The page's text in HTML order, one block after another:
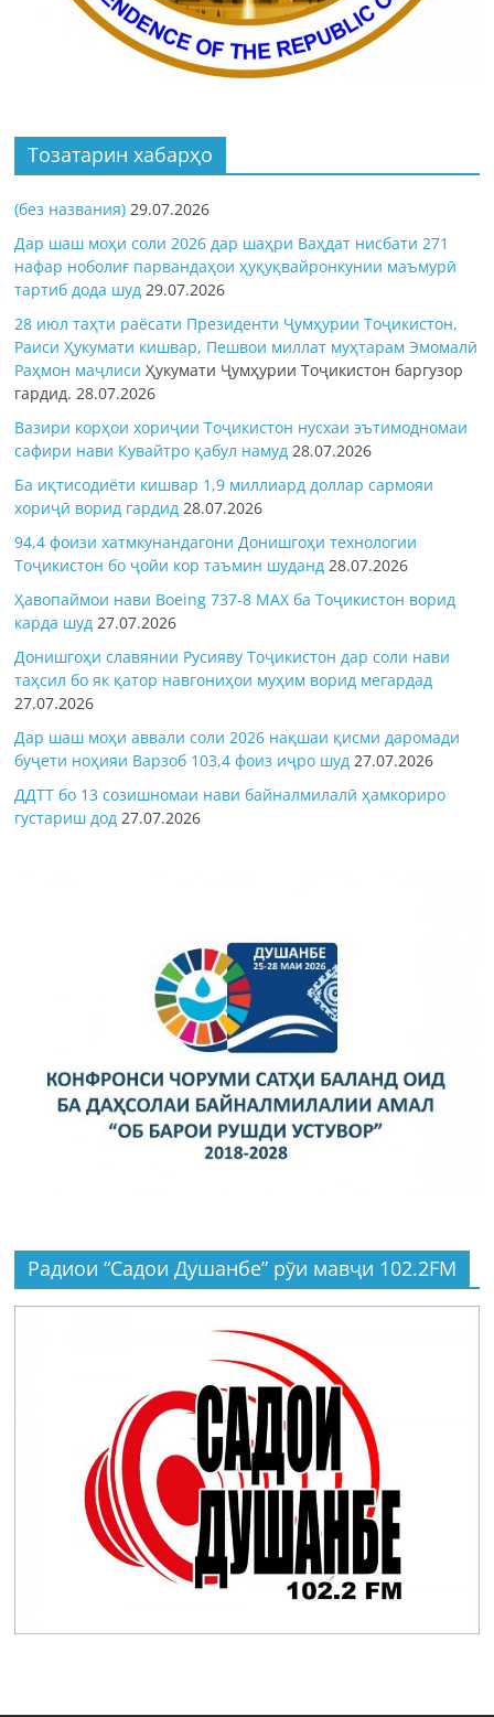
Тозатарин хабарҳо
(без названия) 29.07.2026
Дар шаш моҳи соли 2026 дар шаҳри Ваҳдат нисбати 271
нафар ноболиғ парвандаҳои ҳуқуқвайронкунии маъмурӣ
тартиб дода шуд 29.07.2026
28 июл таҳти раёсати Президенти Ҷумҳурии Тоҷикистон,
Раиси Ҳукумати кишвар, Пешвои миллат муҳтарам Эмомалӣ
Раҳмон маҷлисиҲукумати Ҷумҳурии Тоҷикистон баргузор
гардид.28.07.2026
Вазири корҳои хориҷии Тоҷикистон нусхаи эътимодномаи
сафири нави Кувайтро қабул намуд 28.07.2026
Ба иқтисодиёти кишвар 1,9 миллиард доллар сармояи
хориҷӣ ворид гардид 28.07.2026
94,4 фоизи хатмкунандагони Донишгоҳи технологии
Тоҷикистон бо ҷойи кор таъмин шуданд 28.07.2026
Ҳавопаймои нави Boeing 737-8 MAX ба Тоҷикистон ворид
карда шуд 27.07.2026
Донишгоҳи славянии Русияву Тоҷикистон дар соли нави
таҳсил бо як қатор навгониҳои муҳим ворид мегардад
27.07.2026
Дар шаш моҳи аввали соли 2026 нақшаи қисми даромади
буҷети ноҳияи Варзоб 103,4 фоиз иҷро шуд 27.07.2026
ДДТТ бо 13 созишномаи нави байналмилалӣ ҳамкориро
густариш дод 27.07.2026
Радиои “Садои Душанбе” рӯи мавҷи 102.2FM